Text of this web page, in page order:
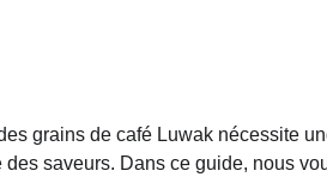
grains de café Luwak nécessite
saveurs. Dans ce guide, nous